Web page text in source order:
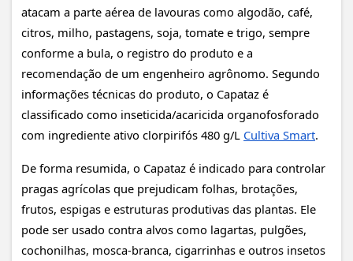
atacam a parte aérea de lavouras como algodão, café,
citros, milho, pastagens, soja, tomate e trigo, sempre
conforme a bula, o registro do produto e a
recomendação de um engenheiro agrônomo. Segundo
informações técnicas do produto, o Capataz é
classificado como inseticida/acaricida organofosforado
com ingrediente ativo clorpirifós 480 g/L Cultiva Smart.
De forma resumida, o Capataz é indicado para controlar
pragas agrícolas que prejudicam folhas, brotações,
frutos, espigas e estruturas produtivas das plantas. Ele
pode ser usado contra alvos como lagartas, pulgões,
cochonilhas, mosca-branca, cigarrinhas e outros insetos